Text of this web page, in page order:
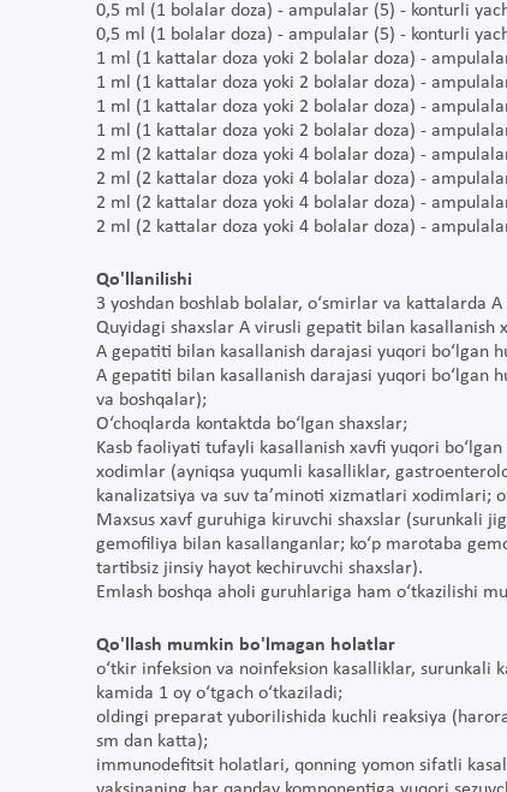
0,5 ml (1 bolalar doza) - ampulalar (5) - konturli
0,5 ml (1 bolalar doza) - ampulalar (5) - konturli
1 ml (1 kattalar doza yoki 2 bolalar doza) -
1 ml (1 kattalar doza yoki 2 bolalar doza) -
1 ml (1 kattalar doza yoki 2 bolalar doza) -
1 ml (1 kattalar doza yoki 2 bolalar doza) -
2 ml (2 kattalar doza yoki 4 bolalar doza) -
2 ml (2 kattalar doza yoki 4 bolalar doza) -
2 ml (2 kattalar doza yoki 4 bolalar doza) -
2 ml (2 kattalar doza yoki 4 bolalar doza) -
Qo'llanilishi
3 yoshdan boshlab bolalar, o‘smirlar va kattalarda
Quyidagi shaxslar A virusli gepatit bilan kasallanish
A gepatiti bilan kasallanish darajasi yuqori bo‘lgan
A gepatiti bilan kasallanish darajasi yuqori bo‘lgan
va boshqalar);
O‘choqlarda kontaktda bo‘lgan shaxslar;
Kasb faoliyati tufayli kasallanish xavfi yuqori
xodimlar (ayniqsa yuqumli kasalliklar,
kanalizatsiya va suv ta’minoti xizmatlari xodimlari;
Maxsus xavf guruhiga kiruvchi shaxslar (surunkali
gemofiliya bilan kasallanganlar; ko‘p marotaba
tartibsiz jinsiy hayot kechiruvchi shaxslar).
Emlash boshqa aholi guruhlariga ham o‘tkazilishi
Qo'llash mumkin bo'lmagan holatlar
o‘tkir infeksion va noinfeksion kasalliklar, surunkali
kamida 1 oy o‘tgach o‘tkaziladi;
oldingi preparat yuborilishida kuchli reaksiya
sm dan katta);
immunodefitsit holatlari, qonning yomon sifatli